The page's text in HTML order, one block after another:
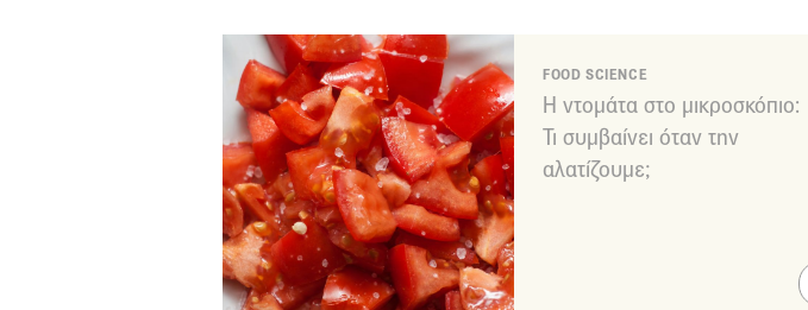
FOOD SCIENCE
Η ντομάτα στο μικροσκόπιο:
Τι συμβαίνει όταν την
αλατίζουμε;